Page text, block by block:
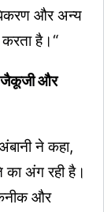
और अन्य
करता है।“
जैकूजी और
ने कहा,
का अंग रही है।
और